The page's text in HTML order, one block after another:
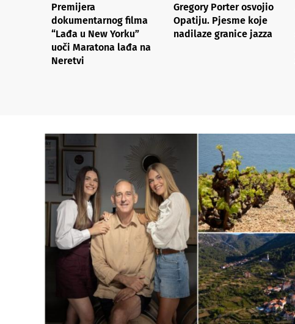
Premijera
dokumentarnog filma
“Lađa u New Yorku”
uoči Maratona lađa na
Neretvi
Gregory Porter osvojio
Opatiju. Pjesme koje
nadilaze granice jazza